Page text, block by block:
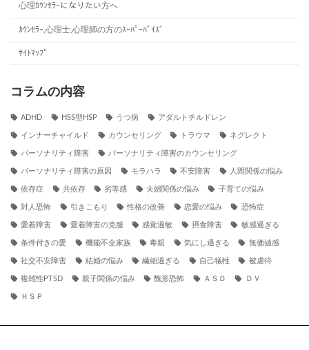
心理ｶｳﾝｾﾗｰになりたい方へ
ｶｳﾝｾﾗｰ,心理士,心理師の方のｽｰﾊﾟｰﾊﾞｲｽﾞ
ｻｲﾄﾏｯﾌﾟ
コラムの内容
ADHD HSS型HSP うつ病 アダルトチルドレン
インナーチャイルド カウンセリング トラウマ ネグレクト
パーソナリティ障害 パーソナリティ障害のカウンセリング
パーソナリティ障害の原因 モラハラ 不安障害 人間関係の悩み
依存症 共依存 劣等感 夫婦関係の悩み 子育ての悩み
対人恐怖 引きこもり 性格の改善 恋愛の悩み 恐怖症
愛着障害 愛着障害の克服 感覚過敏 摂食障害 敏感過ぎる
条件付きの愛 機能不全家族 毒親 気にし過ぎる 無価値感
社交不安障害 結婚の悩み 繊細過ぎる 自己犠牲 被虐待
複雑性PTSD 親子関係の悩み 醜形恐怖 ＡＳＤ ＤＶ
ＨＳＰ